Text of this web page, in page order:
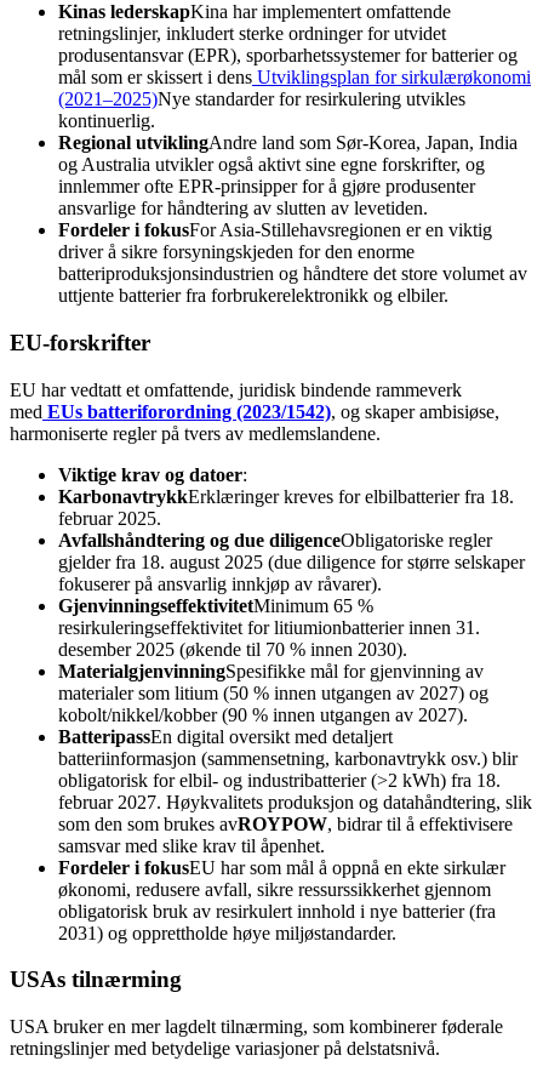
Kinas lederskapKina har implementert omfattende
retningslinjer, inkludert sterke ordninger for utvidet
produsentansvar (EPR), sporbarhetssystemer for batterier og
mål som er skissert i dens Utviklingsplan for sirkulærøkonomi
(2021–2025)Nye standarder for resirkulering utvikles
kontinuerlig.
Regional utviklingAndre land som Sør-Korea, Japan, India
og Australia utvikler også aktivt sine egne forskrifter, og
innlemmer ofte EPR-prinsipper for å gjøre produsenter
ansvarlige for håndtering av slutten av levetiden.
Fordeler i fokusFor Asia-Stillehavsregionen er en viktig
driver å sikre forsyningskjeden for den enorme
batteriproduksjonsindustrien og håndtere det store volumet av
uttjente batterier fra forbrukerelektronikk og elbiler.
EU-forskrifter
EU har vedtatt et omfattende, juridisk bindende rammeverk
med EUs batteriforordning (2023/1542), og skaper ambisiøse,
harmoniserte regler på tvers av medlemslandene.
Viktige krav og datoer:
KarbonavtrykkErklæringer kreves for elbilbatterier fra 18.
februar 2025.
Avfallshåndtering og due diligenceObligatoriske regler
gjelder fra 18. august 2025 (due diligence for større selskaper
fokuserer på ansvarlig innkjøp av råvarer).
GjenvinningseffektivitetMinimum 65 %
resirkuleringseffektivitet for litiumionbatterier innen 31.
desember 2025 (økende til 70 % innen 2030).
MaterialgjenvinningSpesifikke mål for gjenvinning av
materialer som litium (50 % innen utgangen av 2027) og
kobolt/nikkel/kobber (90 % innen utgangen av 2027).
BatteripassEn digital oversikt med detaljert
batteriinformasjon (sammensetning, karbonavtrykk osv.) blir
obligatorisk for elbil- og industribatterier (>2 kWh) fra 18.
februar 2027. Høykvalitets produksjon og datahåndtering, slik
som den som brukes avROYPOW, bidrar til å effektivisere
samsvar med slike krav til åpenhet.
Fordeler i fokusEU har som mål å oppnå en ekte sirkulær
økonomi, redusere avfall, sikre ressurssikkerhet gjennom
obligatorisk bruk av resirkulert innhold i nye batterier (fra
2031) og opprettholde høye miljøstandarder.
USAs tilnærming
USA bruker en mer lagdelt tilnærming, som kombinerer føderale
retningslinjer med betydelige variasjoner på delstatsnivå.